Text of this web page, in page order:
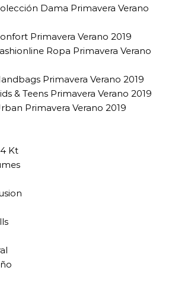
Dama Primavera Verano
Primavera Verano 2019
Ropa Primavera Verano
Primavera Verano 2019
& Teens Primavera Verano 2019
Primavera Verano 2019
Kt